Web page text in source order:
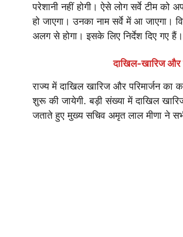
परेशानी नहीं होगी। ऐसे लोग सर्वे टीम
हो जाएगा। उनका नाम सर्वे में आ जाएगा।
अलग से होगा। इसके लिए निर्देश दिए गए हैं।
दाखिल-खारिज और
राज्य में दाखिल खारिज और परिमार्जन का
शुरू की जायेगी. बड़ी संख्या में दाखिल
जताते हुए मुख्य सचिव अमृत लाल मीणा ने